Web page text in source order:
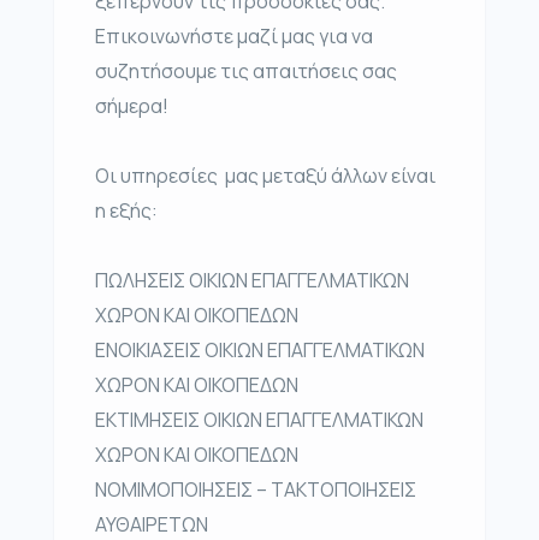
Επικοινωνήστε μαζί μας για να
συζητήσουμε τις απαιτήσεις σας
σήμερα!
Οι υπηρεσίες μας μεταξύ άλλων είναι
η εξής:
ΠΩΛΗΣΕΙΣ ΟΙΚΙΩΝ ΕΠΑΓΓΕΛΜΑΤΙΚΩΝ
ΧΩΡΟΝ ΚΑΙ ΟΙΚΟΠΕΔΩΝ
ΕΝΟΙΚΙΑΣΕΙΣ ΟΙΚΙΩΝ ΕΠΑΓΓΕΛΜΑΤΙΚΩΝ
ΧΩΡΟΝ ΚΑΙ ΟΙΚΟΠΕΔΩΝ
ΕΚΤΙΜΗΣΕΙΣ ΟΙΚΙΩΝ ΕΠΑΓΓΕΛΜΑΤΙΚΩΝ
ΧΩΡΟΝ ΚΑΙ ΟΙΚΟΠΕΔΩΝ
ΝΟΜΙΜΟΠΟΙΗΣΕΙΣ – ΤΑΚΤΟΠΟΙΗΣΕΙΣ
ΑΥΘΑΙΡΕΤΩΝ